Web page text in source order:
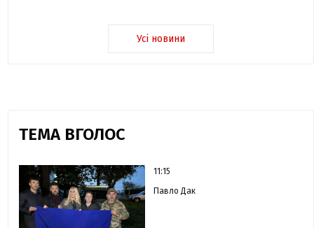
Усі новини
ТЕМА ВГОЛОС
11:15
Павло Дак